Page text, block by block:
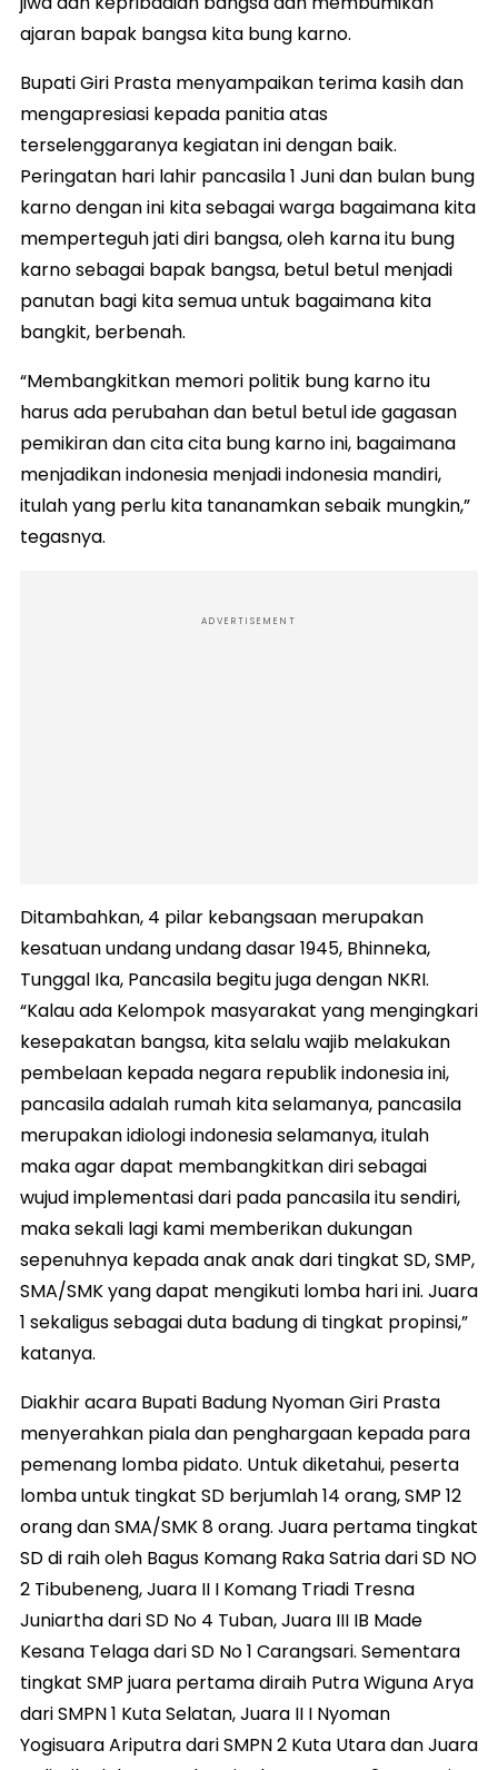
ajaran bapak bangsa kita bung karno.
Bupati Giri Prasta menyampaikan terima kasih dan
mengapresiasi kepada panitia atas
terselenggaranya kegiatan ini dengan baik.
Peringatan hari lahir pancasila 1 Juni dan bulan bung
karno dengan ini kita sebagai warga bagaimana kita
memperteguh jati diri bangsa, oleh karna itu bung
karno sebagai bapak bangsa, betul betul menjadi
panutan bagi kita semua untuk bagaimana kita
bangkit, berbenah.
“Membangkitkan memori politik bung karno itu
harus ada perubahan dan betul betul ide gagasan
pemikiran dan cita cita bung karno ini, bagaimana
menjadikan indonesia menjadi indonesia mandiri,
itulah yang perlu kita tananamkan sebaik mungkin,”
tegasnya.
ADVERTISEMENT
Ditambahkan, 4 pilar kebangsaan merupakan
kesatuan undang undang dasar 1945, Bhinneka,
Tunggal Ika, Pancasila begitu juga dengan NKRI.
“Kalau ada Kelompok masyarakat yang mengingkari
kesepakatan bangsa, kita selalu wajib melakukan
pembelaan kepada negara republik indonesia ini,
pancasila adalah rumah kita selamanya, pancasila
merupakan idiologi indonesia selamanya, itulah
maka agar dapat membangkitkan diri sebagai
wujud implementasi dari pada pancasila itu sendiri,
maka sekali lagi kami memberikan dukungan
sepenuhnya kepada anak anak dari tingkat SD, SMP,
SMA/SMK yang dapat mengikuti lomba hari ini. Juara
1 sekaligus sebagai duta badung di tingkat propinsi,”
katanya.
Diakhir acara Bupati Badung Nyoman Giri Prasta
menyerahkan piala dan penghargaan kepada para
pemenang lomba pidato. Untuk diketahui, peserta
lomba untuk tingkat SD berjumlah 14 orang, SMP 12
orang dan SMA/SMK 8 orang. Juara pertama tingkat
SD di raih oleh Bagus Komang Raka Satria dari SD NO
2 Tibubeneng, Juara II I Komang Triadi Tresna
Juniartha dari SD No 4 Tuban, Juara III IB Made
Kesana Telaga dari SD No 1 Carangsari. Sementara
tingkat SMP juara pertama diraih Putra Wiguna Arya
dari SMPN 1 Kuta Selatan, Juara II I Nyoman
Yogisuara Ariputra dari SMPN 2 Kuta Utara dan Juara